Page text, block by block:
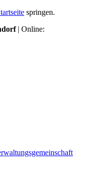
springen.
| Online: